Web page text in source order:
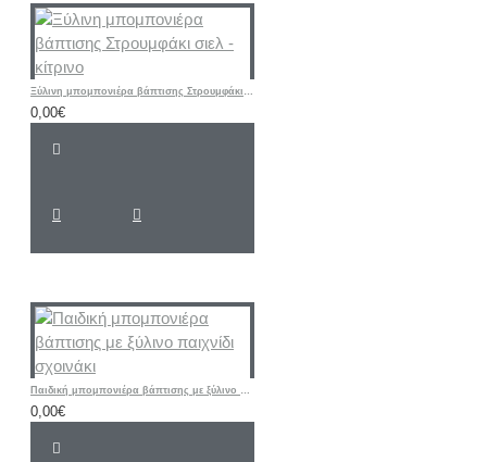
Ξύλινη μπομπονιέρα βάπτισης Στρουμφάκι σιελ - κίτρινο
0,00€
Παιδική μπομπονιέρα βάπτισης με ξύλινο παιχνίδι σχοινάκι
0,00€